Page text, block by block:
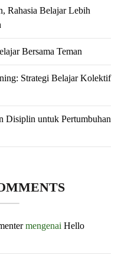
Rahasia Belajar Lebih
Bersama Teman
Strategi Belajar Kolektif
Disiplin untuk Pertumbuhan
mengenai Hello